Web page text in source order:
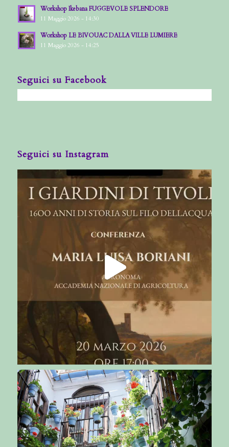
Workshop Ikebana FUGGEVOLE SPLENDORE
11 Maggio 2026 - 14:30
Workshop LE BIVOUAC DALLA VILLE LUMIERE
11 Maggio 2026 - 14:25
Seguici su Facebook
Seguici su Instagram